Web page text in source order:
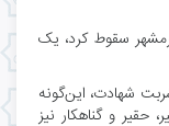
سقوط کرد، یک
شهادت، این‌گونه
حقیر و گناهکار نیز